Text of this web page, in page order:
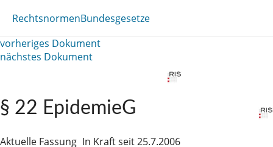
RechtsnormenBundesgesetze
vorheriges Dokument
nächstes Dokument
§ 22 EpidemieG
Aktuelle Fassung In Kraft seit 25.7.2006